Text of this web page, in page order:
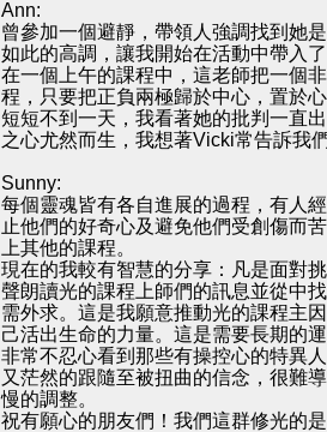
Ann:
曾參加一個避靜，帶領人強調找到她
如此的高調，讓我開始在活動中帶入
在一個上午的課程中，這老師把一個
程，只要把正負兩極歸於中心，置於
短短不到一天，我看著她的批判一直
之心尤然而生，我想著Vicki常告訴我
Sunny:
每個靈魂皆有各自進展的過程，有人
止他們的好奇心及避免他們受創傷而
上其他的課程。
現在的我較有智慧的分享：凡是面對
聲朗讀光的課程上師們的訊息並從中
需外求。這是我願意推動光的課程主
己活出生命的力量。這是需要長期的
非常不忍心看到那些有操控心的特異
又茫然的跟隨至被扭曲的信念，很難
慢的調整。
祝有願心的朋友們！我們這群修光的